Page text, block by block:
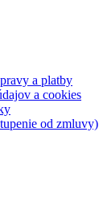
a platby
a cookies
od zmluvy)